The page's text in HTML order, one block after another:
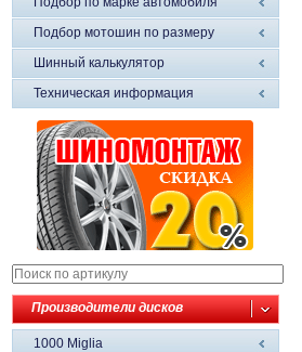
Подбор мотошин по размеру
Шинный калькулятор
Техническая информация
Производители дисков
1000 Miglia